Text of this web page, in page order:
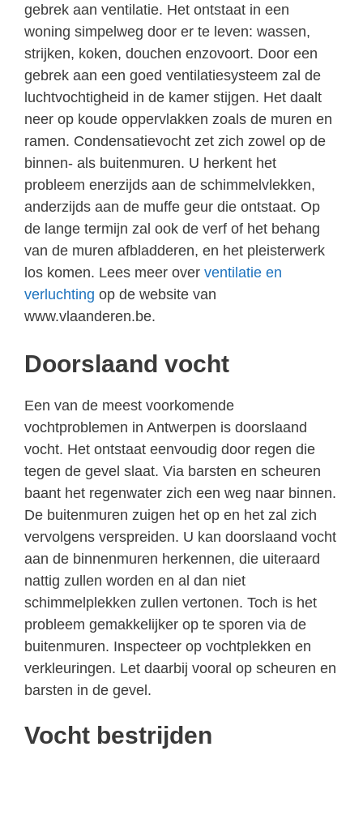
gebrek aan ventilatie. Het ontstaat in een
woning simpelweg door er te leven: wassen,
strijken, koken, douchen enzovoort. Door een
gebrek aan een goed ventilatiesysteem zal de
luchtvochtigheid in de kamer stijgen. Het daalt
neer op koude oppervlakken zoals de muren en
ramen. Condensatievocht zet zich zowel op de
binnen- als buitenmuren. U herkent het
probleem enerzijds aan de schimmelvlekken,
anderzijds aan de muffe geur die ontstaat. Op
de lange termijn zal ook de verf of het behang
van de muren afbladderen, en het pleisterwerk
los komen. Lees meer over ventilatie en
verluchting op de website van
www.vlaanderen.be.
Doorslaand vocht
Een van de meest voorkomende
vochtproblemen in Antwerpen is doorslaand
vocht. Het ontstaat eenvoudig door regen die
tegen de gevel slaat. Via barsten en scheuren
baant het regenwater zich een weg naar binnen.
De buitenmuren zuigen het op en het zal zich
vervolgens verspreiden. U kan doorslaand vocht
aan de binnenmuren herkennen, die uiteraard
nattig zullen worden en al dan niet
schimmelplekken zullen vertonen. Toch is het
probleem gemakkelijker op te sporen via de
buitenmuren. Inspecteer op vochtplekken en
verkleuringen. Let daarbij vooral op scheuren en
barsten in de gevel.
Vocht bestrijden